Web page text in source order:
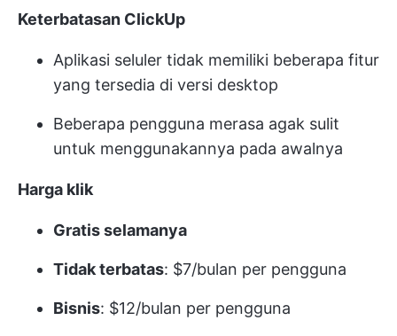
Keterbatasan ClickUp
Aplikasi seluler tidak memiliki beberapa fitur
yang tersedia di versi desktop
Beberapa pengguna merasa agak sulit
untuk menggunakannya pada awalnya
Harga klik
Gratis selamanya
Tidak terbatas: $7/bulan per pengguna
Bisnis: $12/bulan per pengguna